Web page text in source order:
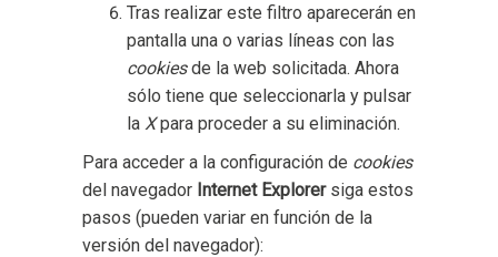
Tras realizar este filtro aparecerán en
pantalla una o varias líneas con las
cookiesde la web solicitada. Ahora
sólo tiene que seleccionarla y pulsar
la Xpara proceder a su eliminación.
Para acceder a la configuración de cookies
del navegador Internet Explorersiga estos
pasos (pueden variar en función de la
versión del navegador):